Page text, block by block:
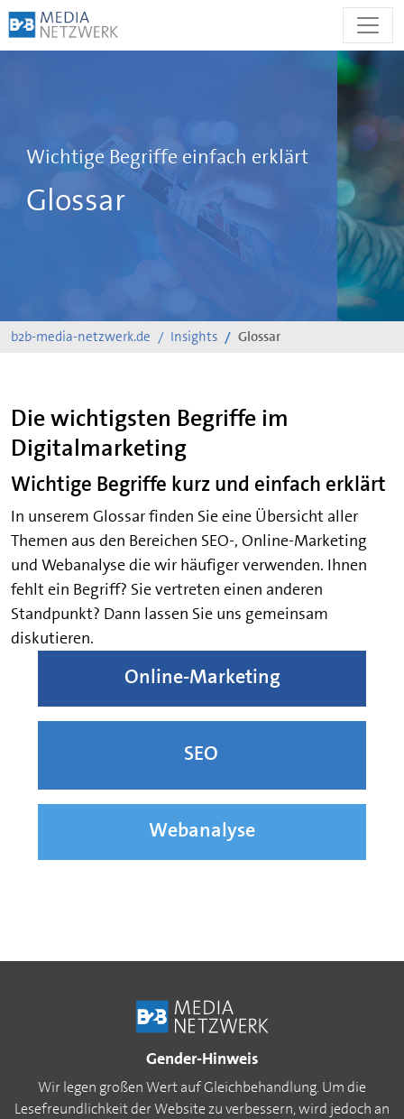
Wichtige Begriffe einfach erklärt
Glossar
b2b-media-netzwerk.de Insights Glossar
Die wichtigsten Begriffe im
Digitalmarketing
Wichtige Begriffe kurz und einfach erklärt
In unserem Glossar finden Sie eine Übersicht aller
Themen aus den Bereichen SEO-, Online-Marketing
und Webanalyse die wir häufiger verwenden. Ihnen
fehlt ein Begriff? Sie vertreten einen anderen
Standpunkt? Dann lassen Sie uns gemeinsam
diskutieren.
Online-Marketing
SEO
Webanalyse
Gender-Hinweis
Wir legen großen Wert auf Gleichbehandlung. Um die
Lesefreundlichkeit der Website zu verbessern, wird jedoch an